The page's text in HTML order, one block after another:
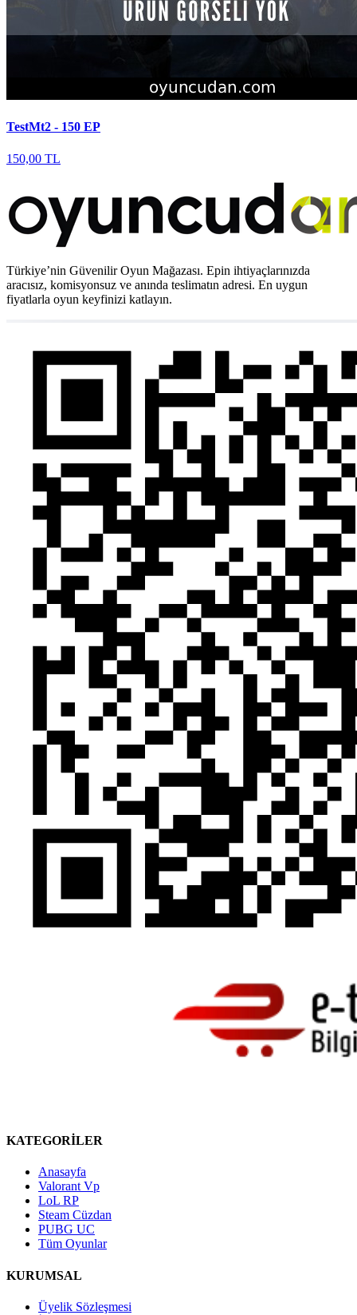
TestMt2 - 150 EP
150,00 TL
Türkiye’nin Güvenilir Oyun Mağazası. Epin ihtiyaçlarınızda
aracısız, komisyonsuz ve anında teslimatın adresi. En uygun
fiyatlarla oyun keyfinizi katlayın.
KATEGORİLER
Anasayfa
Valorant Vp
LoL RP
Steam Cüzdan
PUBG UC
Tüm Oyunlar
KURUMSAL
Üyelik Sözleşmesi